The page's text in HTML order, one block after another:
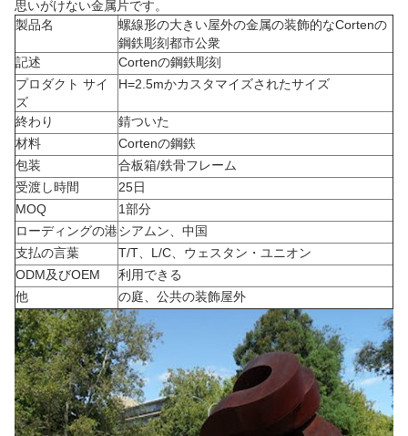
思いがけない金属片です。
製品名
螺線形の大きい屋外の金属の装飾的なCortenの
鋼鉄彫刻都市公衆
記述
Cortenの鋼鉄彫刻
プロダクト サイ
ズ
H=2.5mかカスタマイズされたサイズ
終わり
錆ついた
材料
Cortenの鋼鉄
包装
合板箱/鉄骨フレーム
受渡し時間
25日
MOQ
1部分
ローディングの港シアムン、中国
支払の言葉
T/T、L/C、ウェスタン・ユニオン
ODM及びOEM
利用できる
他
の庭、公共の装飾屋外